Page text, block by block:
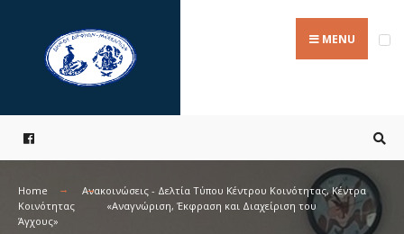
content
MENU
Home Ανακοινώσεις - Δελτία Τύπου Κέντρου Κοινότητας,Κέντρα
Κοινότητας
«Αναγνώριση, Έκφραση και Διαχείριση του
Άγχους»
for: